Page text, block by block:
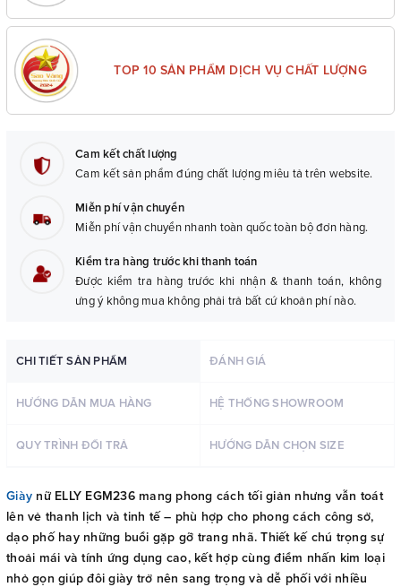
TOP 10 SẢN PHẨM DỊCH VỤ CHẤT LƯỢNG
Cam kết chất lượng
Cam kết sản phẩm đúng chất lượng miêu tả trên website.
Miễn phí vận chuyển
Miễn phí vận chuyển nhanh toàn quốc toàn bộ đơn hàng.
Kiểm tra hàng trước khi thanh toán
Được kiểm tra hàng trước khi nhận & thanh toán, không
ưng ý không mua không phải trả bất cứ khoản phí nào.
CHI TIẾT SẢN PHẨM ĐÁNH GIÁ
HƯỚNG DẪN MUA HÀNG HỆ THỐNG SHOWROOM
QUY TRÌNH ĐỔI TRẢ HƯỚNG DẪN CHỌN SIZE
Giày nữ ELLY EGM236 mang phong cách tối giản nhưng vẫn toát
lên vẻ thanh lịch và tinh tế – phù hợp cho phong cách công sở,
dạo phố hay những buổi gặp gỡ trang nhã. Thiết kế chú trọng sự
thoải mái và tính ứng dụng cao, kết hợp cùng điểm nhấn kim loại
nhỏ gọn giúp đôi giày trở nên sang trọng và dễ phối với nhiều